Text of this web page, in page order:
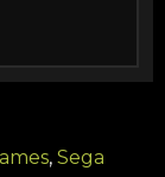
, Sega